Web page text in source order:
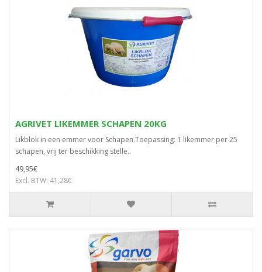
AGRIVET LIKEMMER SCHAPEN 20KG
Likblok in een emmer voor Schapen.Toepassing: 1 likemmer per 25
schapen, vrij ter beschikking stelle..
49,95€
Excl. BTW: 41,28€